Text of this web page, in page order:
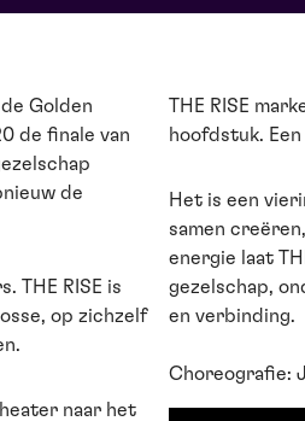
Golden
de finale van
de
THE RISE is
op zichzelf
naar het
THE RISE
hoofdstuk.
Het is een
samen
energie laat
gezelschap,
en verbinding.
Choreografie: